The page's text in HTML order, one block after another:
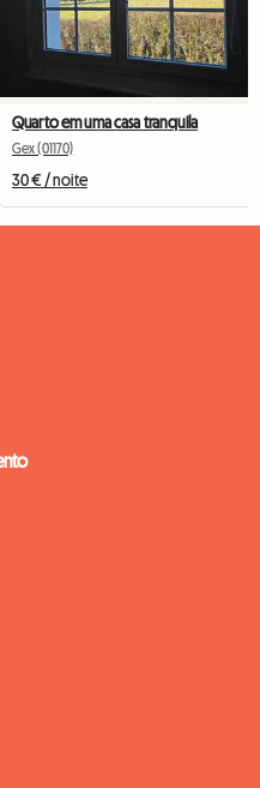
Quarto em uma casa tranquila
Gex (01170)
30 € / noite